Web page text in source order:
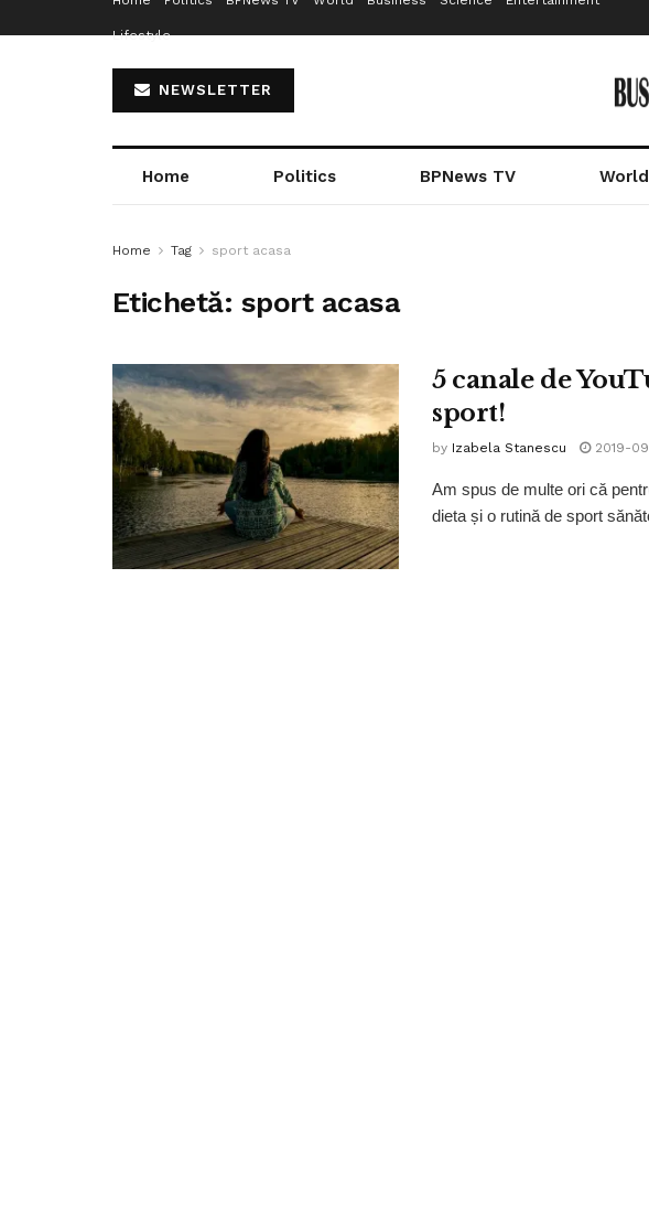
Lifestyle
NEWSLETTER
Home Politics BPNews TV World
Home Tag sport acasa
Etichetă: sport acasa
5 canale de
sport!
by Izabela Stanescu 2019-
Am spus de multe ori că
dieta și o rutină de sport